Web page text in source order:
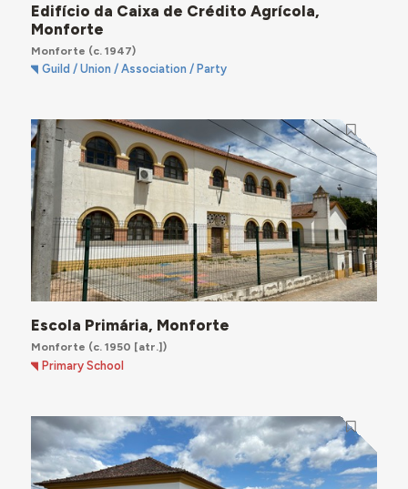
Edifício da Caixa de Crédito Agrícola,
Monforte
Monforte (c. 1947)
Guild / Union / Association / Party
Escola Primária, Monforte
Monforte (c. 1950 [atr.])
Primary School